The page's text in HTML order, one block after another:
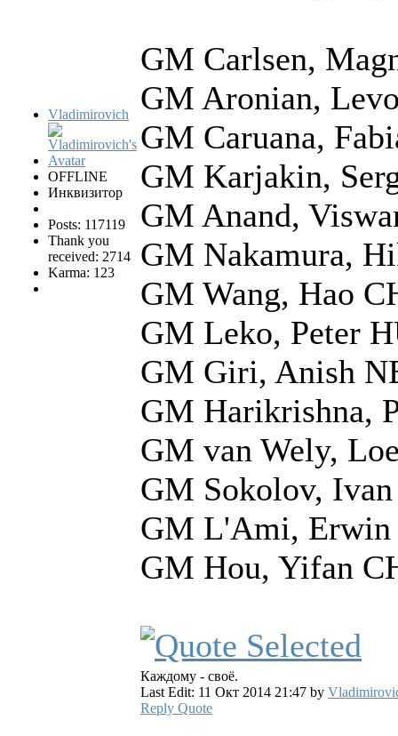
Vladimirovich
OFFLINE
Инквизитор
Posts: 117119
Thank you
received: 2714
Karma: 123
GM Carlsen,
GM Aronian,
GM Caruana,
GM Karjakin,
GM Anand,
GM Nakamura,
GM Wang, Hao
GM Leko, Peter
GM Giri, Anish
GM Harikrishna,
GM van Wely,
GM Sokolov,
GM L'Ami, Erwin
GM Hou, Yifan
Каждому - своё.
Last Edit: 11 Окт 2014 21:47 by
Reply Quote